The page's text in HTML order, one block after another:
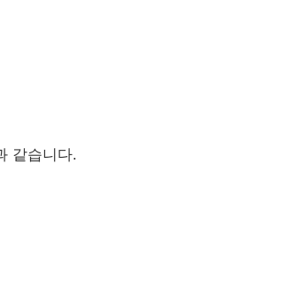
같습니다.